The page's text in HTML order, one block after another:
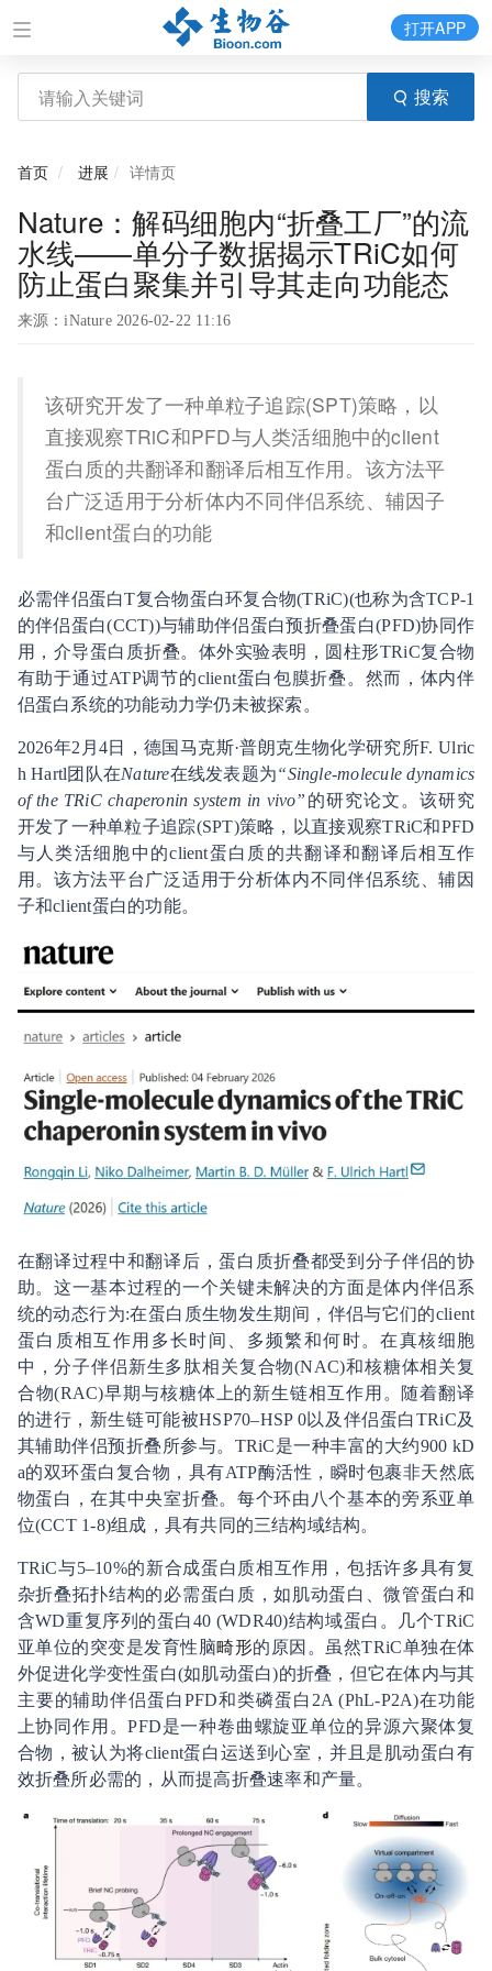
搜索
打开APP
首页 进展 详情页
Nature：解码细胞内“折叠工厂”的流
水线——单分子数据揭示TRiC如何
防止蛋白聚集并引导其走向功能态
来源：iNature 2026-02-22 11:16
该研究开发了一种单粒子追踪(SPT)策略，以
直接观察TRiC和PFD与人类活细胞中的client
蛋白质的共翻译和翻译后相互作用。该方法平
台广泛适用于分析体内不同伴侣系统、辅因子
和client蛋白的功能
必需伴侣蛋白T复合物蛋白环复合物(TRiC)(也称为含TCP-1
的伴侣蛋白(CCT))与辅助伴侣蛋白预折叠蛋白(PFD)协同作
用，介导蛋白质折叠。体外实验表明，圆柱形TRiC复合物
有助于通过ATP调节的client蛋白包膜折叠。然而，体内伴
侣蛋白系统的功能动力学仍未被探索。
2026年2月4日，德国马克斯·普朗克生物化学研究所F. Ulric
h Hartl团队在Nature在线发表题为“Single-molecule dynamics
of the TRiC chaperonin system in vivo” 的研究论文。该研究
开发了一种单粒子追踪(SPT)策略，以直接观察TRiC和PFD
与人类活细胞中的client蛋白质的共翻译和翻译后相互作
用。该方法平台广泛适用于分析体内不同伴侣系统、辅因
子和client蛋白的功能。
在翻译过程中和翻译后，蛋白质折叠都受到分子伴侣的协
助。这一基本过程的一个关键未解决的方面是体内伴侣系
统的动态行为:在蛋白质生物发生期间，伴侣与它们的client
蛋白质相互作用多长时间、多频繁和何时。在真核细胞
中，分子伴侣新生多肽相关复合物(NAC)和核糖体相关复
合物(RAC)早期与核糖体上的新生链相互作用。随着翻译
的进行，新生链可能被HSP70–HSP 0以及伴侣蛋白TRiC及
其辅助伴侣预折叠所参与。TRiC是一种丰富的大约900 kD
a的双环蛋白复合物，具有ATP酶活性，瞬时包裹非天然底
物蛋白，在其中央室折叠。每个环由八个基本的旁系亚单
位(CCT 1-8)组成，具有共同的三结构域结构。
TRiC与5–10%的新合成蛋白质相互作用，包括许多具有复
杂折叠拓扑结构的必需蛋白质，如肌动蛋白、微管蛋白和
含WD重复序列的蛋白40 (WDR40)结构域蛋白。几个TRiC
亚单位的突变是发育性脑畸形的原因。虽然TRiC单独在体
外促进化学变性蛋白(如肌动蛋白)的折叠，但它在体内与其
主要的辅助伴侣蛋白PFD和类磷蛋白2A (PhL-P2A)在功能
上协同作用。PFD是一种卷曲螺旋亚单位的异源六聚体复
合物，被认为将client蛋白运送到心室，并且是肌动蛋白有
效折叠所必需的，从而提高折叠速率和产量。